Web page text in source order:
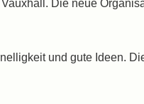
Die neue
und gute Ideen.